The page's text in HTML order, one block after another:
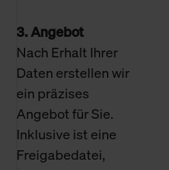
3. Angebot
Nach Erhalt Ihrer
Daten erstellen wir
ein präzises
Angebot für Sie.
Inklusive ist eine
Freigabedatei,